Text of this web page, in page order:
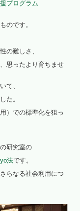
プログラム
ものです。
の難しさ、
思ったより育ちませ
て、
た。
）での標準化を狙っ
研究室の
法です。
らなる社会利用につ